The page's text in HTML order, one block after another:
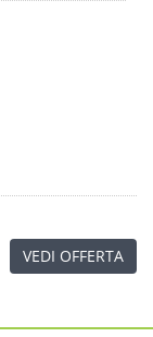
VEDI OFFERTA